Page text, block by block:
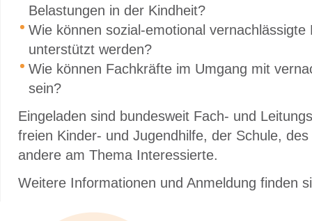
Belastungen in der Kindheit?
Wie können sozial-emotional
unterstützt werden?
Wie können Fachkräfte im Umgang mit
sein?
Eingeladen sind bundesweit Fach- und
freien Kinder- und Jugendhilfe, der Schule,
andere am Thema Interessierte.
Weitere Informationen und Anmeldung finden